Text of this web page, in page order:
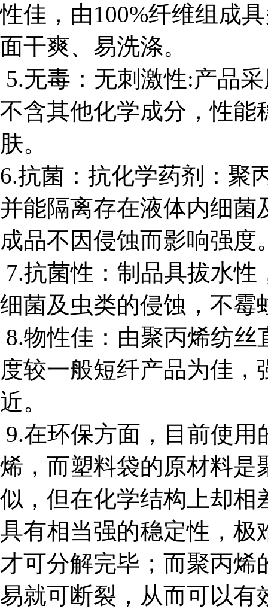
性佳，由100%纤维组成
面干爽、易洗涤。
5.无毒：无刺激性:产品
不含其他化学成分，性能
肤。
6.抗菌：抗化学药剂：聚
并能隔离存在液体内细
成品不因侵蚀而影响强度
7.抗菌性：制品具拔水
细菌及虫类的侵蚀，不霉
8.物性佳：由聚丙烯纺
度较一般短纤产品为佳
近。
9.在环保方面，目前使
烯，而塑料袋的原材料是
似，但在化学结构上却相
具有相当强的稳定性，极
才可分解完毕；而聚丙
易就可断裂，从而可以有